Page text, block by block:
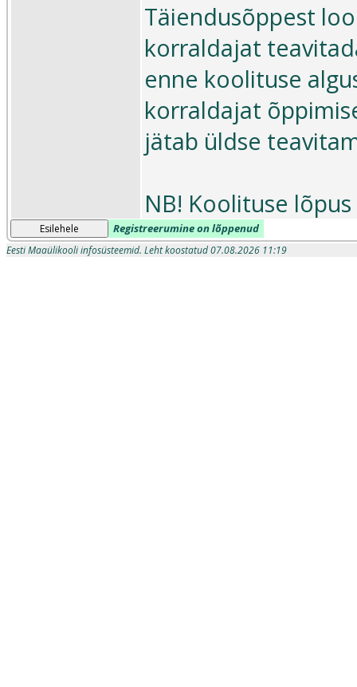
Täiendusõppest
korraldajat
enne koolituse
korraldajat
jätab üldse
NB! Koolituse
Esilehele Registreerumine on lõppenud
Eesti Maaülikooli infosüsteemid. Leht koostatud 07.08.2026 11:19